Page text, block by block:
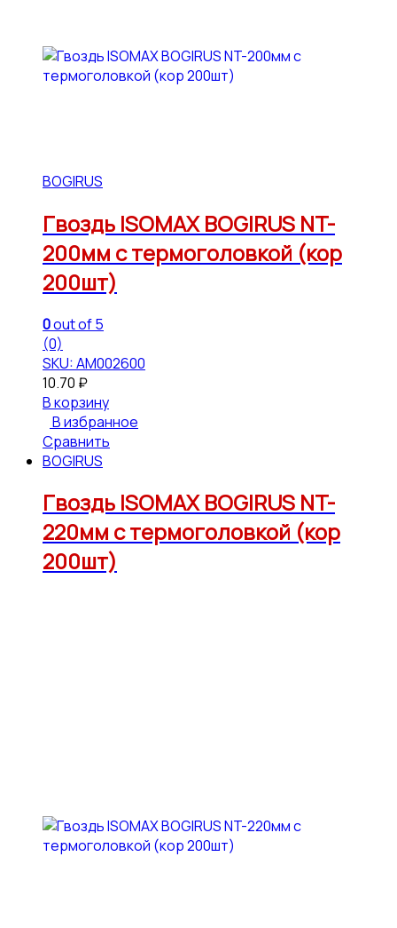
BOGIRUS
Гвоздь ISOMAX BOGIRUS NT-
200мм с термоголовкой (кор
200шт)
0out of 5
(0)
SKU: АМ002600
10.70 ₽
В корзину
В избранное
Сравнить
BOGIRUS
Гвоздь ISOMAX BOGIRUS NT-
220мм с термоголовкой (кор
200шт)